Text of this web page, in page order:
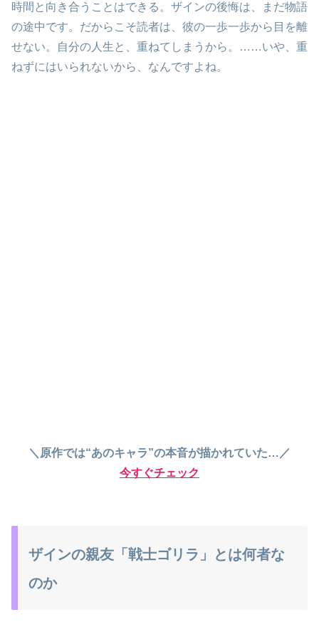
時間と向き合うことはできる。ザインの後悔は、まだ物語
の途中です。だからこそ読者は、彼の一歩一歩から目を離
せない。自分の人生と、重ねてしまうから。……いや、重
ねずにはいられないから、なんですよね。
＼原作では“あのキャラ”の本音が描かれていた…／
今すぐチェック
ザインの親友「戦士ゴリラ」とは何者な
のか